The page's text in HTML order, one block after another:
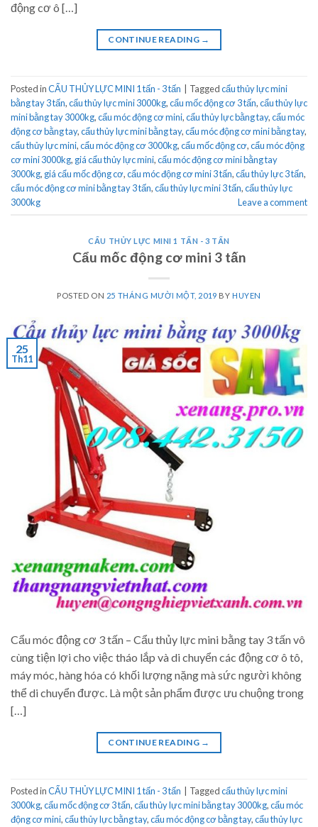
động cơ ô […]
CONTINUE READING →
Posted inCẨU THỦY LỰC MINI 1 tấn - 3 tấn | Taggedcẩu thủy lực mini
bằng tay 3 tấn,cẩu thủy lực mini 3000kg,cẩu mốc động cơ 3 tấn,cẩu thủy lực
mini bằng tay 3000kg,cẩu móc động cơ mini,cẩu thủy lực bằng tay,cẩu móc
động cơ bằng tay,cẩu thủy lực mini bằng tay,cẩu móc động cơ mini bằng tay,
cẩu thủy lực mini,cẩu móc động cơ 3000kg,cẩu mốc động cơ,cẩu móc động
cơ mini 3000kg, giá cẩu thủy lực mini,cẩu móc động cơ mini bằng tay
3000kg, giá cẩu mốc động cơ,cẩu móc động cơ mini 3 tấn,cẩu thủy lực 3 tấn,
cẩu móc động cơ mini bằng tay 3 tấn,cẩu thủy lực mini 3 tấn,cẩu thủy lực
3000kg
Leave a comment
CẨU THỦY LỰC MINI 1 TẤN - 3 TẤN
Cẩu mốc động cơ mini 3 tấn
POSTED ON 25 THÁNG MƯỜI MỘT, 2019 BY HUYEN
25
Th11
Cẩu móc động cơ 3 tấn – Cẩu thủy lực mini bằng tay 3 tấn vô
cùng tiện lợi cho việc tháo lắp và di chuyển các động cơ ô tô,
máy móc, hàng hóa có khối lượng nặng mà sức người không
thể di chuyển được. Là một sản phẩm được ưu chuộng trong
[…]
CONTINUE READING →
Posted inCẨU THỦY LỰC MINI 1 tấn - 3 tấn Taggedcẩu thủy lực mini
3000kg,cẩu mốc động cơ 3 tấn,cẩu thủy lực mini bằng tay 3000kg,cẩu móc
động cơ mini,cẩu thủy lực bằng tay,cẩu móc động cơ bằng tay,cẩu thủy lực